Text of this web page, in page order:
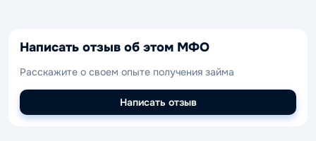
Написать отзыв об этом МФО
Расскажите о своем опыте получения займа
Написать отзыв